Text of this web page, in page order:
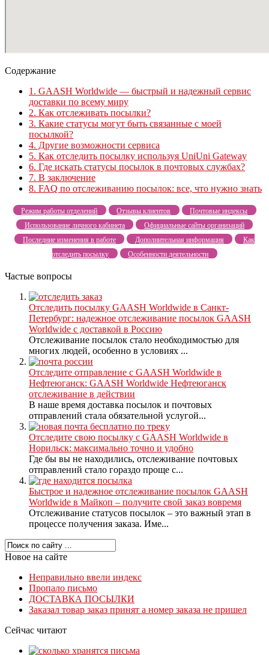
Содержание
1. GAASH Worldwide — быстрый и надежный сервис
доставки по всему миру
2. Как отслеживать посылки?
3. Какие статусы могут быть связанные с моей
посылкой?
4. Другие возможности сервиса
5. Как отследить посылку используя UniUni Gateway
6. Где искать статусы посылок в почтовых службах?
7. В заключение
8. FAQ по отслеживанию посылок: все, что нужно знать
Режим работы отделений Отзывы клиентов
Почтовые индексы
Использование личного кабинета
Официальные сайты организаций
Последние изменения в работе
Дополнительная информация
Как
отследить посылку
Особенности деятельности
Частые вопросы
Отследить посылку GAASH Worldwide в Санкт-
Петербург: надежное отслеживание посылок GAASH
Worldwide с доставкой в Россию
Отслеживание посылок стало необходимостью для
многих людей, особенно в условиях ...
Отследите отправление с GAASH Worldwide в
Нефтеюганск: GAASH Worldwide Нефтеюганск
отслеживание в действии
В наше время доставка посылок и почтовых
отправлений стала обязательной услугой...
Отследите свою посылку с GAASH Worldwide в
Норильск: максимально точно и удобно
Где бы вы не находились, отслеживание почтовых
отправлений стало гораздо проще с...
Быстрое и надежное отслеживание посылок GAASH
Worldwide в Майкоп – получите свой заказ вовремя
Отслеживание статусов посылок – это важный этап в
процессе получения заказа. Име...
Новое на сайте
Неправильно ввели индекс
Пропало письмо
ДОСТАВКА ПОСЫЛКИ
Заказал товар заказ принят а номер заказа не пришел
Сейчас читают